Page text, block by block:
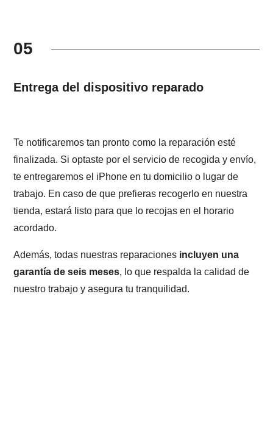
05
Entrega del dispositivo reparado
Te notificaremos tan pronto como la reparación esté
finalizada. Si optaste por el servicio de recogida y envío,
te entregaremos el iPhone en tu domicilio o lugar de
trabajo. En caso de que prefieras recogerlo en nuestra
tienda, estará listo para que lo recojas en el horario
acordado.
Además, todas nuestras reparaciones incluyen una
garantía de seis meses, lo que respalda la calidad de
nuestro trabajo y asegura tu tranquilidad.